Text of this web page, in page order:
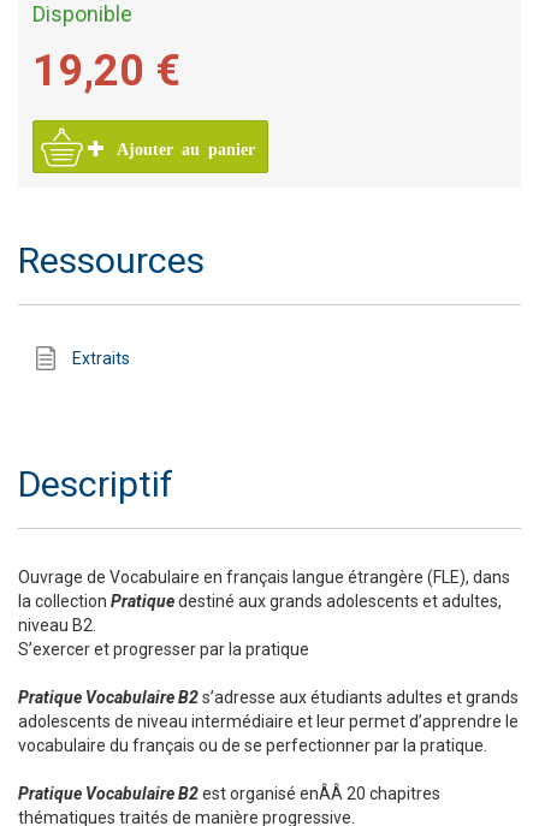
Disponible
19,20 €
Ajouter au panier
Ressources
Extraits
Descriptif
Ouvrage de Vocabulaire en français langue étrangère (FLE), dans
la collection Pratiquedestiné aux grands adolescents et adultes,
niveau B2.
S’exercer et progresser par la pratique
Pratique Vocabulaire B2s’adresse aux étudiants adultes et grands
adolescents de niveau intermédiaire et leur permet d’apprendre le
vocabulaire du français ou de se perfectionner par la pratique.
Pratique Vocabulaire B2est organisé enÂÂ 20 chapitres
thématiques traités de manière progressive.